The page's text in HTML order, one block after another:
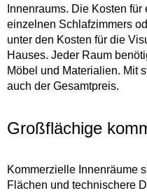
Innenraums. Die Kosten
einzelnen Schlafzimmers
unter den Kosten für die
Hauses. Jeder Raum
Möbel und Materialien. Mit
auch der Gesamtpreis.
Großflächige
Kommerzielle Innenräume
Flächen und technischere